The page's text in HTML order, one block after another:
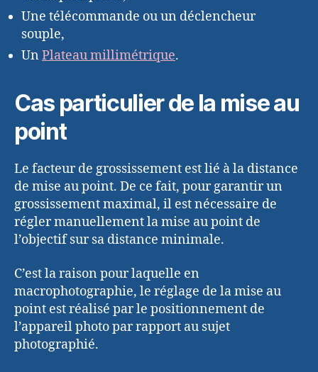
Une télécommande ou un déclencheur
souple,
Un Plateau millimétrique.
Cas particulier de la mise au
point
Le facteur de grossissement est lié à la distance
de mise au point. De ce fait, pour garantir un
grossissement maximal, il est nécessaire de
régler manuellement la mise au point de
l’objectif sur sa distance minimale.
C’est la raison pour laquelle en
macrophotographie, le réglage de la mise au
point est réalisé par le positionnement de
l’appareil photo par rapport au sujet
photographié.